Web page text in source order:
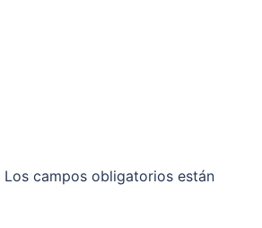
Los campos obligatorios están